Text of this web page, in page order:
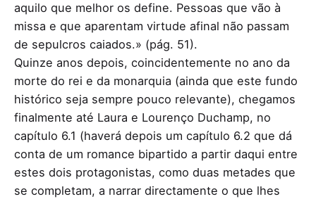
aquilo que melhor os define. Pessoas que vão à
missa e que aparentam virtude afinal não passam
de sepulcros caiados.» (pág. 51).
Quinze anos depois, coincidentemente no ano da
morte do rei e da monarquia (ainda que este fundo
histórico seja sempre pouco relevante), chegamos
finalmente até Laura e Lourenço Duchamp, no
capítulo 6.1 (haverá depois um capítulo 6.2 que dá
conta de um romance bipartido a partir daqui entre
estes dois protagonistas, como duas metades que
se completam, a narrar directamente o que lhes